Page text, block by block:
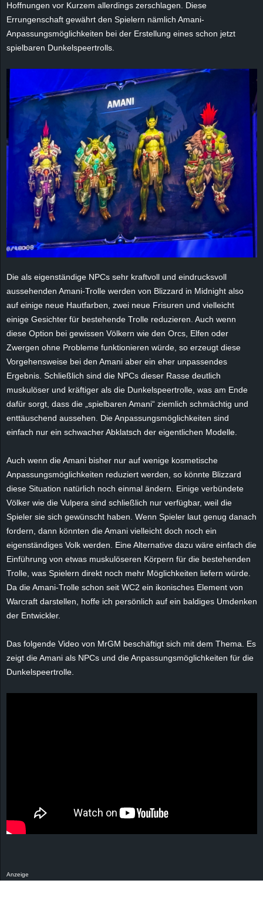
Hoffnungen vor Kurzem allerdings zerschlagen. Diese
Errungenschaft gewährt den Spielern nämlich Amani-
Anpassungsmöglichkeiten bei der Erstellung eines schon jetzt
spielbaren Dunkelspeertrolls.
Die als eigenständige NPCs sehr kraftvoll und eindrucksvoll
aussehenden Amani-Trolle werden von Blizzard in Midnight also
auf einige neue Hautfarben, zwei neue Frisuren und vielleicht
einige Gesichter für bestehende Trolle reduzieren. Auch wenn
diese Option bei gewissen Völkern wie den Orcs , Elfen oder
Zwergen ohne Probleme funktionieren würde, so erzeugt diese
Vorgehensweise bei den Amani aber ein eher unpassendes
Ergebnis. Schließlich sind die NPCs dieser Rasse deutlich
muskulöser und kräftiger als die Dunkelspeertrolle, was am Ende
dafür sorgt, dass die „spielbaren Amani“ ziemlich schmächtig und
enttäuschend aussehen. Die Anpassungsmöglichkeiten sind
einfach nur ein schwacher Abklatsch der eigentlichen Modelle.
Auch wenn dieAmani bisher nur auf wenige kosmetische
Anpassungsmöglichkeiten reduziert werden, so könnte Blizzard
diese Situation natürlich noch einmal ändern. Einige verbündete
Völker wie die Vulpera sind schließlich nur verfügbar, weil die
Spieler sie sich gewünscht haben. Wenn Spieler laut genug danach
fordern, dann könnten dieAmani vielleicht doch noch ein
eigenständiges Volk werden. Eine Alternative dazu wäre einfach die
Einführung von etwas muskulöseren Körpern für die bestehenden
Trolle, was Spielern direkt noch mehr Möglichkeiten liefern würde.
Da dieAmani-Trolle schon seit WC2 ein ikonisches Element von
Warcraft darstellen, hoffe ich persönlich auf ein baldiges Umdenken
der Entwickler.
Das folgende Video von MrGM beschäftigt sich mit dem Thema. Es
zeigt dieAmani als NPCs und die Anpassungsmöglichkeiten für die
Dunkelspeertrolle.
Anzeige